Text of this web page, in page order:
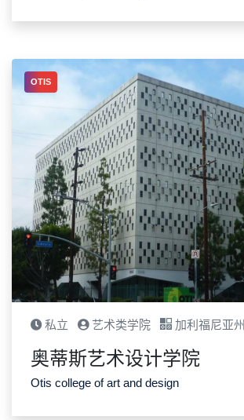
OTIS
私立 艺术类学院 加利福尼亚州
奥蒂斯艺术设计学院
Otis college of art and design